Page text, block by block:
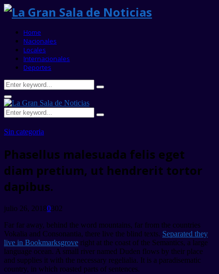
Home
Nacionales
Locales
Internacionales
Deportes
Search
for:
Search
Primary
Menu
Search
for:
Search
Sin categoria
Phasellus malesuada felis eget
diam pretium, ut hendrerit tortor
dapibus.
julio 26, 20180302
Far far away, behind the word mountains, far from the countries
Vokalia and Consonantia, there live the blind texts. Separated they
live in Bookmarksgrove right at the coast of the Semantics, a large
language ocean. A small river named Duden flows by their place
and supplies it with the necessary regelialia. It is a paradisematic
country, in which roasted parts of sentences.